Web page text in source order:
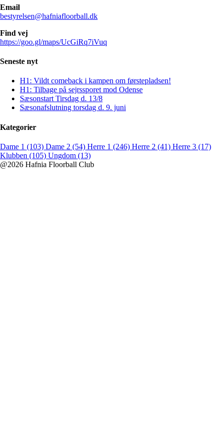
Email
bestyrelsen@hafniafloorball.dk
Find vej
https://goo.gl/maps/UcGiRq7iVuq
Seneste nyt
H1: Vildt comeback i kampen om førstepladsen!
H1: Tilbage på sejrssporet mod Odense
Sæsonstart Tirsdag d. 13/8
Sæsonafslutning torsdag d. 9. juni
Kategorier
Dame 1 (103) Dame 2 (54) Herre 1 (246) Herre 2 (41) Herre 3 (17)
Klubben (105) Ungdom (13)
@2026 Hafnia Floorball Club